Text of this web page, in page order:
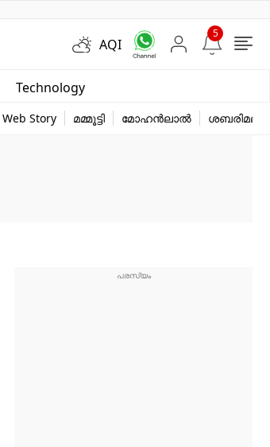
AQI
5
Technology
Web Story മമ്മൂട്ടി മോഹൻലാൽ ശബരിമല